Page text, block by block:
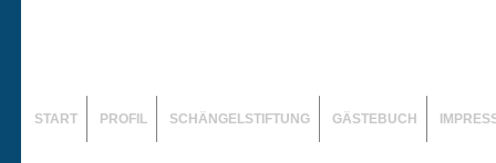
START PROFIL SCHÄNGELSTIFTUNG GÄSTEBUCH